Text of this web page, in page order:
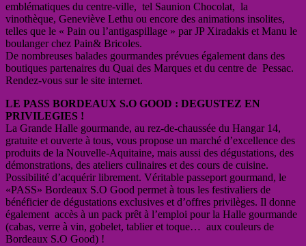
emblématiques du centre-ville, tel Saunion Chocolat, la
vinothèque, Geneviève Lethu ou encore des animations insolites,
telles que le « Pain ou l’antigaspillage » par JP Xiradakis et Manu le
boulanger chez Pain& Bricoles.
De nombreuses balades gourmandes prévues également dans des
boutiques partenaires du Quai des Marques et du centre de Pessac.
Rendez-vous sur le site internet.
LE PASS BORDEAUX S.O GOOD : DEGUSTEZ EN
PRIVILEGIES !
La Grande Halle gourmande, au rez-de-chaussée du Hangar 14,
gratuite et ouverte à tous, vous propose un marché d’excellence des
produits de la Nouvelle-Aquitaine, mais aussi des dégustations, des
démonstrations, des ateliers culinaires et des cours de cuisine.
Possibilité d’acquérir librement. Véritable passeport gourmand, le
«PASS» Bordeaux S.O Good permet à tous les festivaliers de
bénéficier de dégustations exclusives et d’offres privilèges. Il donne
également accès à un pack prêt à l’emploi pour la Halle gourmande
(cabas, verre à vin, gobelet, tablier et toque… aux couleurs de
Bordeaux S.O Good) !